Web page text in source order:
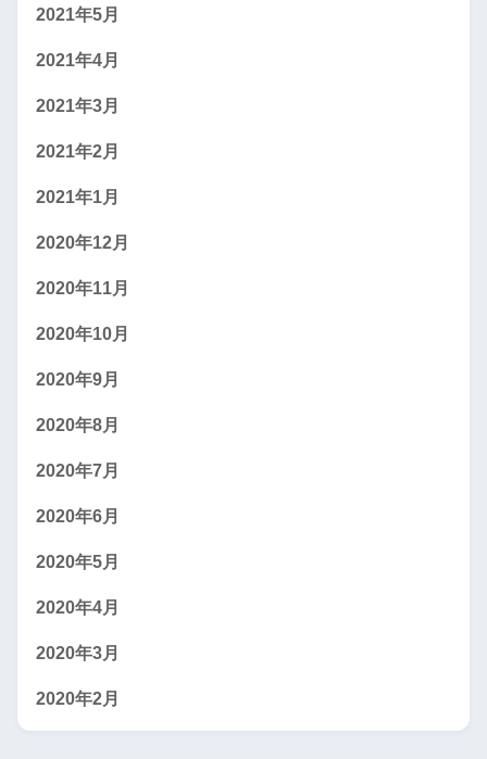
2021年5月
2021年4月
2021年3月
2021年2月
2021年1月
2020年12月
2020年11月
2020年10月
2020年9月
2020年8月
2020年7月
2020年6月
2020年5月
2020年4月
2020年3月
2020年2月